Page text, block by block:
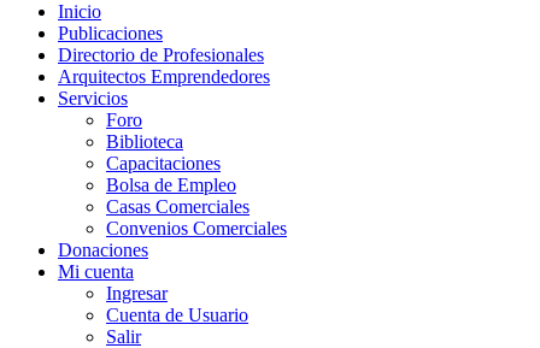
Inicio
Publicaciones
Directorio de Profesionales
Arquitectos Emprendedores
Servicios
Foro
Biblioteca
Capacitaciones
Bolsa de Empleo
Casas Comerciales
Convenios Comerciales
Donaciones
Mi cuenta
Ingresar
Cuenta de Usuario
Salir